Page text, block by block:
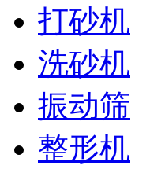
打砂机
洗砂机
振动筛
整形机